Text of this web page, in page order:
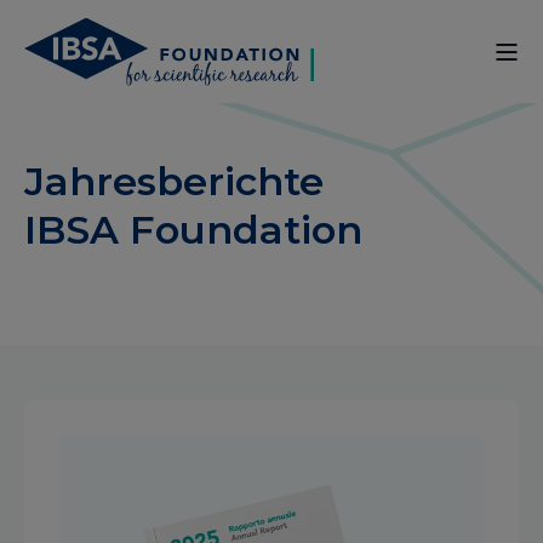
Jahresberichte
IBSA Foundation